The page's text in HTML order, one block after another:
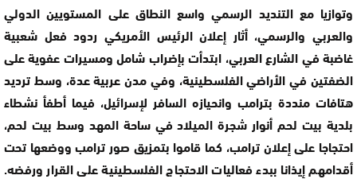
وتوازيا مع التنديد الرسمي واسع النطاق على المستويين الدولي
والعربي والرسمي، أثار إعلان الرئيس الأمريكي ردود فعل شعبية
غاضبة في الشارع العربي، ابتدأت بإضراب شامل ومسيرات عفوية على
الضفتين في الأراضي الفلسطينية، وفي مدن عربية عدة، وسط ترديد
هتافات منددة بترامب وانحيازه السافر لإسرائيل، فيما أطفأ نشطاء
بلدية بيت لحم أنوار شجرة الميلاد في ساحة المهد وسط بيت لحم،
احتجاجا على إعلان ترامب، كما قاموا بتمزيق صور ترامب ووضعها تحت
أقدامهم إيذانا ببدء فعاليات الاحتجاج الفلسطينية على القرار ورفضه.